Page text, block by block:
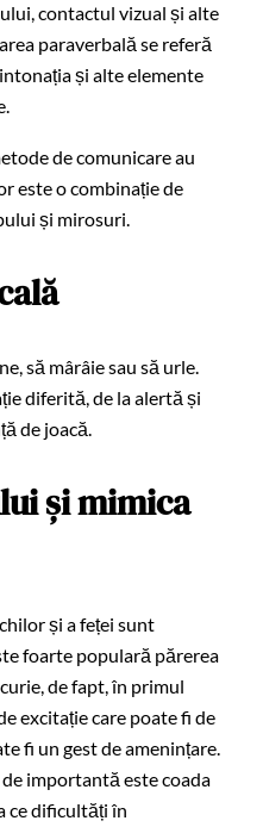
contactul vizual și alte
paraverbală se referă
și alte elemente
de comunicare au
este o combinație de
și mirosuri.
să mârâie sau să urle.
diferită, de la alertă și
de joacă.
și mimica
și a feței sunt
foarte populară părerea
de fapt, în primul
excitație care poate fi de
fi un gest de amenințare.
importantă este coada
ce dificultăți în